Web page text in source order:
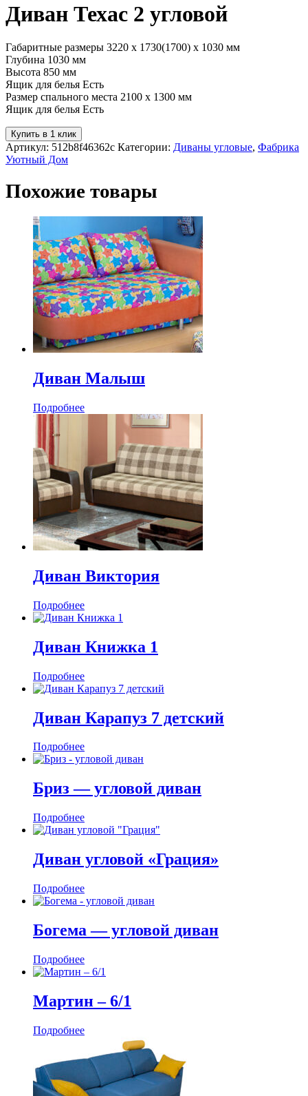
Диван Техас 2 угловой
Габаритные размеры 3220 х 1730(1700) х 1030 мм
Глубина 1030 мм
Высота 850 мм
Ящик для белья Есть
Размер спального места 2100 x 1300 мм
Ящик для белья Есть
Купить в 1 клик
Артикул: 512b8f46362c Категории: Диваны угловые, Фабрика
Уютный Дом
Похожие товары
Диван Малыш
Подробнее
Диван Виктория
Подробнее
Диван Книжка 1
Подробнее
Диван Карапуз 7 детский
Подробнее
Бриз — угловой диван
Подробнее
Диван угловой «Грация»
Подробнее
Богема — угловой диван
Подробнее
Мартин ‒ 6/1
Подробнее